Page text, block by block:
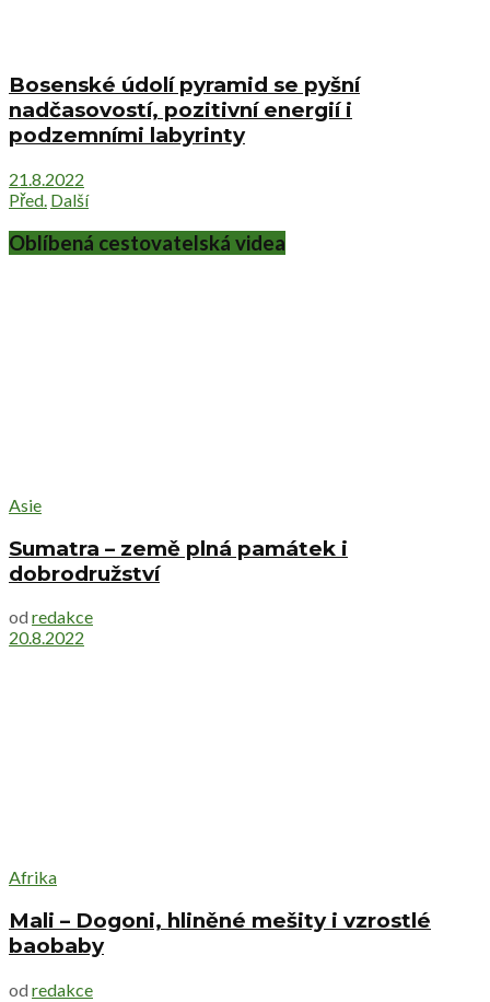
Bosenské údolí pyramid se pyšní
nadčasovostí, pozitivní energií i
podzemními labyrinty
21.8.2022
Před. Další
Oblíbená cestovatelská videa
Asie
Sumatra – země plná památek i
dobrodružství
od redakce
20.8.2022
Afrika
Mali – Dogoni, hliněné mešity i vzrostlé
baobaby
od redakce